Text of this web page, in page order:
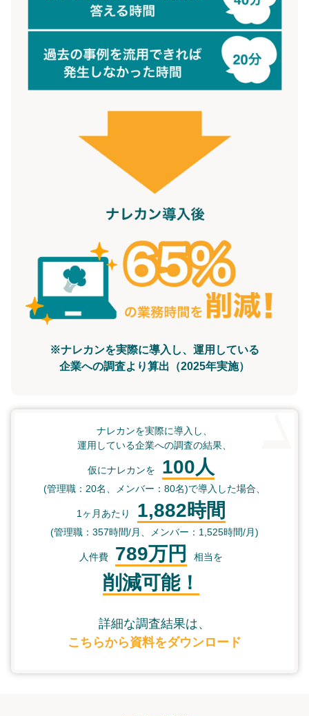
※ナレカンを実際に導入し、運用している
企業への調査より算出（2025年実施）
ナレカンを実際に導入し、
運用している企業への調査の結果、
仮にナレカンを 100人
(管理職：20名、メンバー：80名)で導入した場合、
1ヶ月あたり 1,882時間
(管理職：357時間/月、メンバー：1,525時間/月)
人件費 789万円 相当を
削減可能！
詳細な調査結果は、
こちらから資料をダウンロード